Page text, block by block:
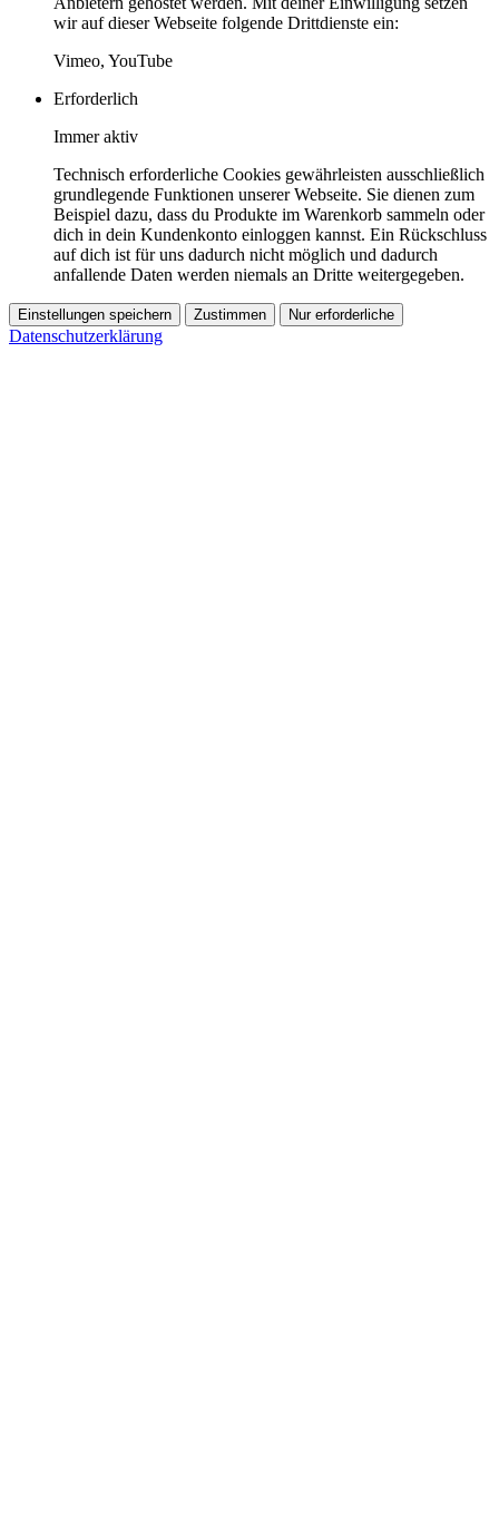
wir auf dieser Webseite folgende Drittdienste ein:
Vimeo, YouTube
Erforderlich
Immer aktiv
Technisch erforderliche Cookies gewährleisten ausschließlich
grundlegende Funktionen unserer Webseite. Sie dienen zum
Beispiel dazu, dass du Produkte im Warenkorb sammeln oder
dich in dein Kundenkonto einloggen kannst. Ein Rückschluss
auf dich ist für uns dadurch nicht möglich und dadurch
anfallende Daten werden niemals an Dritte weitergegeben.
Einstellungen speichern Zustimmen Nur erforderliche
Datenschutzerklärung